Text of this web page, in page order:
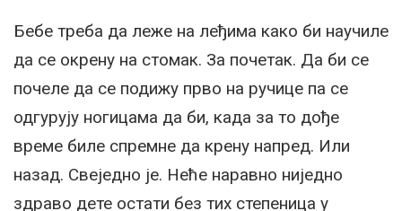
Бебе треба да леже на леђима како би научиле
да се окрену на стомак. За почетак. Да би се
почеле да се подижу прво на ручице па се
одгурују ногицама да би, када за то дође
време биле спремне да крену напред. Или
назад. Свеједно је. Неће наравно ниједно
здраво дете остати без тих степеница у